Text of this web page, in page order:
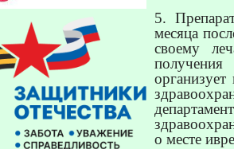
5.
месяца
своему
о месте